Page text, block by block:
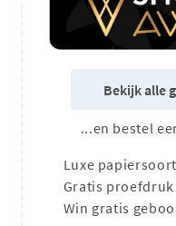
Bekijk alle
...en bestel
Luxe
Gratis proefdruk
Win gratis